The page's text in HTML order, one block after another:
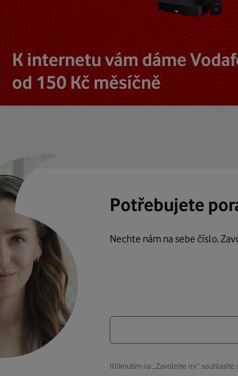
K internetu vám dáme
od 150 Kč měsíčně
Potřebujete
Nechte nám na sebe číslo.
Kliknutím na „Zavolejte mi“ souhlasíte